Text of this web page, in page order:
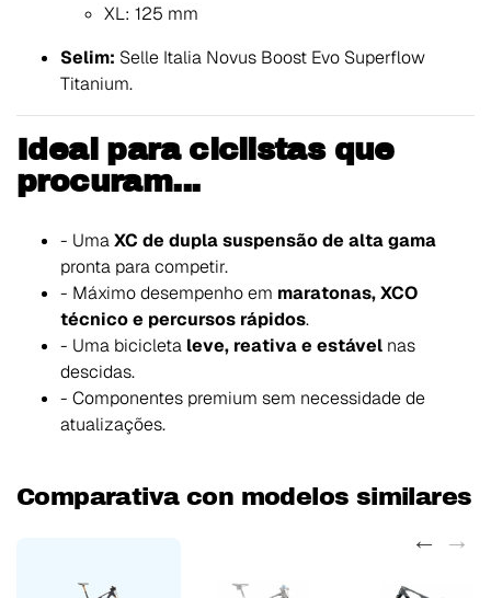
XL: 125 mm
Selim: Selle Italia Novus Boost Evo Superflow
Titanium.
Ideal para ciclistas que
procuram...
- UmaXC de dupla suspensão de alta gama
pronta para competir.
- Máximo desempenho em maratonas, XCO
técnico e percursos rápidos.
- Uma bicicleta leve, reativa e estável nas
descidas.
- Componentes premium sem necessidade de
atualizações.
Comparativa con modelos similares